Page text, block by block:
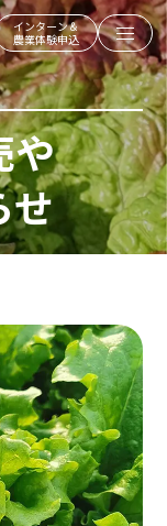
インターン＆
農業体験申込
や
せ